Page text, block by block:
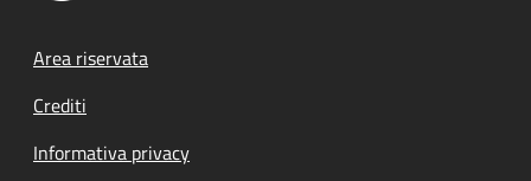
Footer menu
Area riservata
Crediti
Informativa privacy